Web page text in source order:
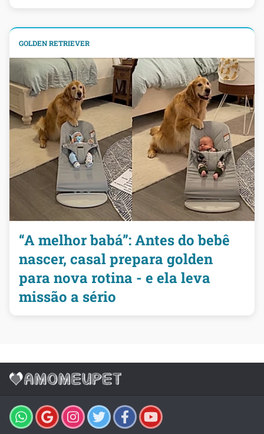
GOLDEN RETRIEVER
“A melhor babá”: Antes do bebê
nascer, casal prepara golden
para nova rotina - e ela leva
missão a sério